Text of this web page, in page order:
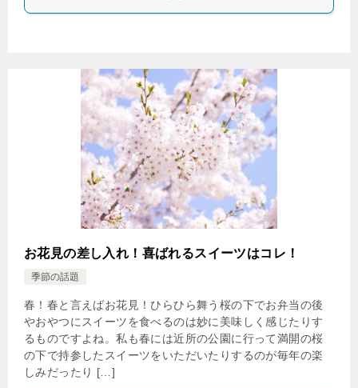
お花見の差し入れ！喜ばれるスイーツはコレ！
季節の話題
春！春と言えばお花見！ひらひら舞う桜の下でお弁当の後
やおやつにスイーツを食べるのは妙に美味しく感じたりす
るものですよね。私も春には近所の公園に行って満開の桜
の下で持参したスイーツをいただいたりするのが毎年の楽
しみだったり […]